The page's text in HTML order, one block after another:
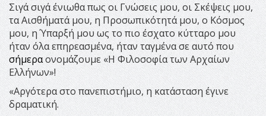
Σιγά σιγά ένιωθα πως οι Γνώσεις μου, οι Σκέψεις μου,
τα Αισθήματά μου, η Προσωπικότητά μου, ο Κόσμος
μου, η Ύπαρξή μου ως το πιο έσχατο κύτταρο μου
ήταν όλα επηρεασμένα, ήταν ταγμένα σε αυτό που
σήμεραονομάζουμε «Η Φιλοσοφία των Αρχαίων
Ελλήνων»!
«Αργότερα στο πανεπιστήμιο, η κατάσταση έγινε
δραματική.